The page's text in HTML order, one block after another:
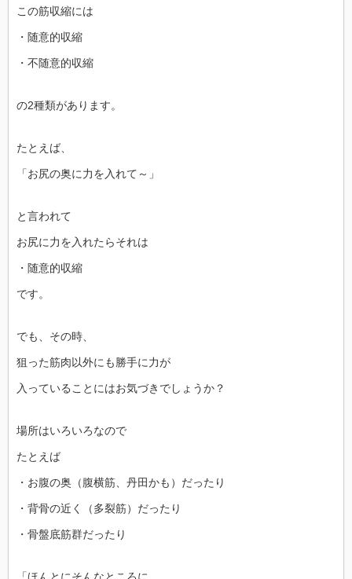
この筋収縮には
・随意的収縮
・不随意的収縮
の2種類があります。
たとえば、
「お尻の奥に力を入れて～」
と言われて
お尻に力を入れたらそれは
・随意的収縮
です。
でも、その時、
狙った筋肉以外にも勝手に力が
入っていることにはお気づきでしょうか？
場所はいろいろなので
たとえば
・お腹の奥（腹横筋、丹田かも）だったり
・背骨の近く（多裂筋）だったり
・骨盤底筋群だったり